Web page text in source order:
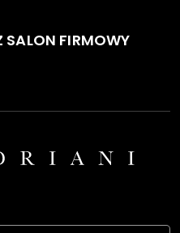
FIRMOWY